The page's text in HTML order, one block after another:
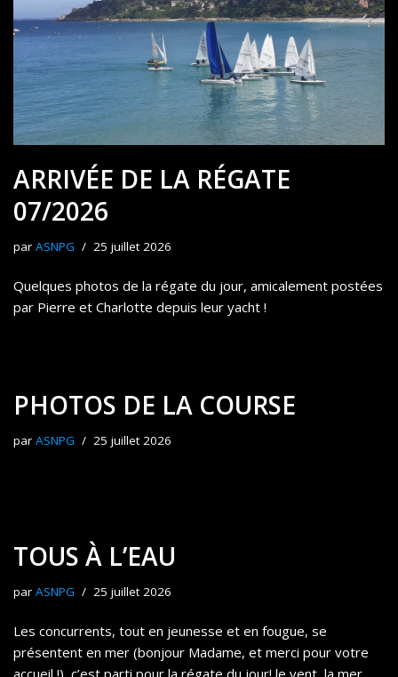
ARRIVÉE DE LA RÉGATE
07/2026
par ASNPG 25 juillet 2026
Quelques photos de la régate du jour, amicalement postées
par Pierre et Charlotte depuis leur yacht !
PHOTOS DE LA COURSE
par ASNPG 25 juillet 2026
TOUS À L’EAU
par ASNPG 25 juillet 2026
Les concurrents, tout en jeunesse et en fougue, se
présentent en mer (bonjour Madame, et merci pour votre
accueil !), c’est parti pour la régate du jour! le vent, la mer,